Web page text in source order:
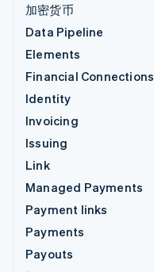
加密货币
Data Pipeline
Elements
Financial Connections
Identity
Invoicing
Issuing
Link
Managed Payments
Payment links
Payments
Payouts